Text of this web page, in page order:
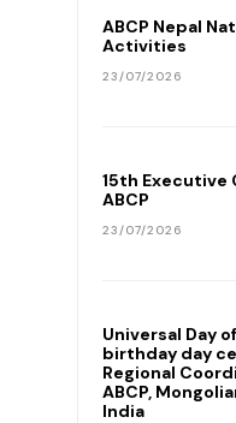
ABCP Nepal
Activities
23/07/2026
15th Executive
ABCP
23/07/2026
Universal Day
birthday day
Regional
ABCP,
India